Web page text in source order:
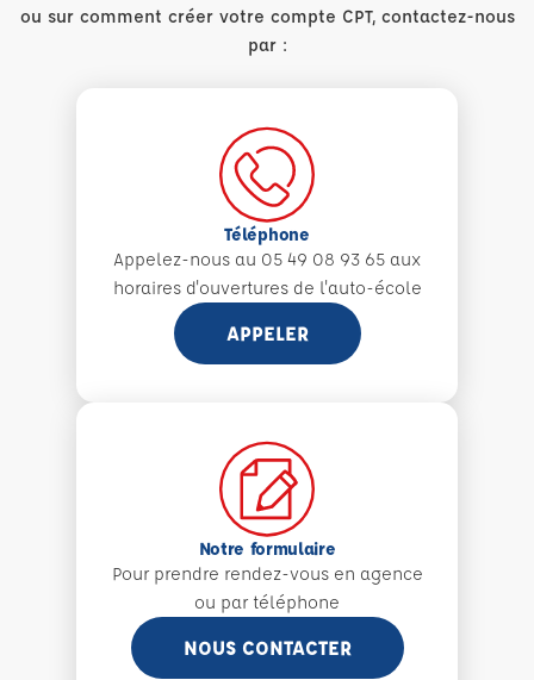
ou sur comment créer votre compte CPT, contactez-nous
par :
Téléphone
Appelez-nous au 05 49 08 93 65 aux
horaires d'ouvertures de l'auto-école
APPELER
Notre formulaire
Pour prendre rendez-vous en agence
ou par téléphone
NOUS CONTACTER